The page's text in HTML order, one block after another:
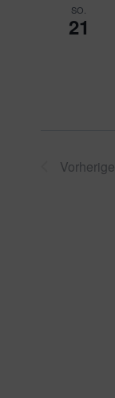
SO.
21
Vorherige